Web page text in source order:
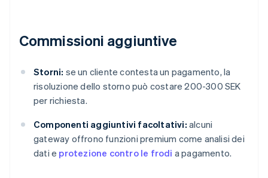
Commissioni aggiuntive
Storni: se un cliente contesta un pagamento, la
risoluzione dello storno può costare 200-300 SEK
per richiesta.
Componenti aggiuntivi facoltativi: alcuni
gateway offrono funzioni premium come analisi dei
dati e protezione contro le frodi a pagamento.